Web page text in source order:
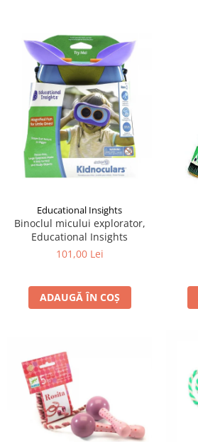
Educational Insights
Binoclul micului explorator,
Educational Insights
101,00 Lei
ADAUGĂ ÎN COȘ